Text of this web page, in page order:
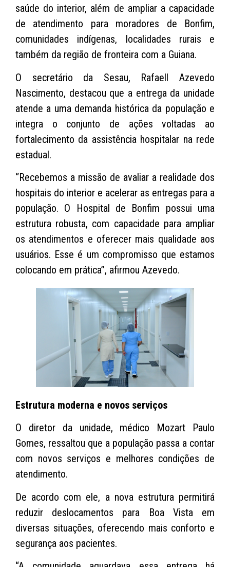
saúde do interior, além de ampliar a capacidade
de atendimento para moradores de Bonfim,
comunidades indígenas, localidades rurais e
também da região de fronteira com a Guiana.
O secretário da Sesau, Rafaell Azevedo
Nascimento, destacou que a entrega da unidade
atende a uma demanda histórica da população e
integra o conjunto de ações voltadas ao
fortalecimento da assistência hospitalar na rede
estadual.
“Recebemos a missão de avaliar a realidade dos
hospitais do interior e acelerar as entregas para a
população. O Hospital de Bonfim possui uma
estrutura robusta, com capacidade para ampliar
os atendimentos e oferecer mais qualidade aos
usuários. Esse é um compromisso que estamos
colocando em prática”, afirmou Azevedo.
Estrutura moderna e novos serviços
O diretor da unidade, médico Mozart Paulo
Gomes, ressaltou que a população passa a contar
com novos serviços e melhores condições de
atendimento.
De acordo com ele, a nova estrutura permitirá
reduzir deslocamentos para Boa Vista em
diversas situações, oferecendo mais conforto e
segurança aos pacientes.